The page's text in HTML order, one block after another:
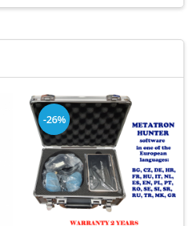
-26%